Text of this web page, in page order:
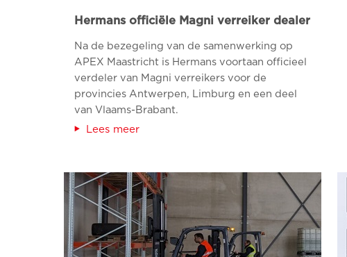
Hermans officiële Magni verreiker dealer
Na de bezegeling van de samenwerking op
APEX Maastricht is Hermans voortaan officieel
verdeler van Magni verreikers voor de
provincies Antwerpen, Limburg en een deel
van Vlaams-Brabant.
Lees meer